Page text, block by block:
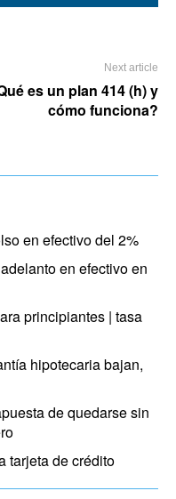
Next article
es un plan 414 (h) y
cómo funciona?
en efectivo del 2%
en efectivo en
principiantes | tasa
hipotecaria bajan,
de quedarse sin
tarjeta de crédito